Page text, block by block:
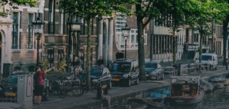
bereiden van heerlijke maaltijden.
Vanuit de woonkamer stap je zo het
balkon op, waar je kunt genieten
van een prachtig uitzicht en een
moment van rust. De woning
beschikt over twee comfortabele
slaapkamers van respectievelijk 12,1
m² en 8 m². Beide kamers bieden tal
van mogelijkheden, zoals een fijne
van
m²
van